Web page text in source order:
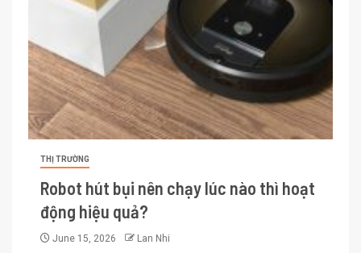
THỊ TRƯỜNG
Robot hút bụi nên chạy lúc nào thì hoạt
động hiệu quả?
June 15, 2026 Lan Nhi